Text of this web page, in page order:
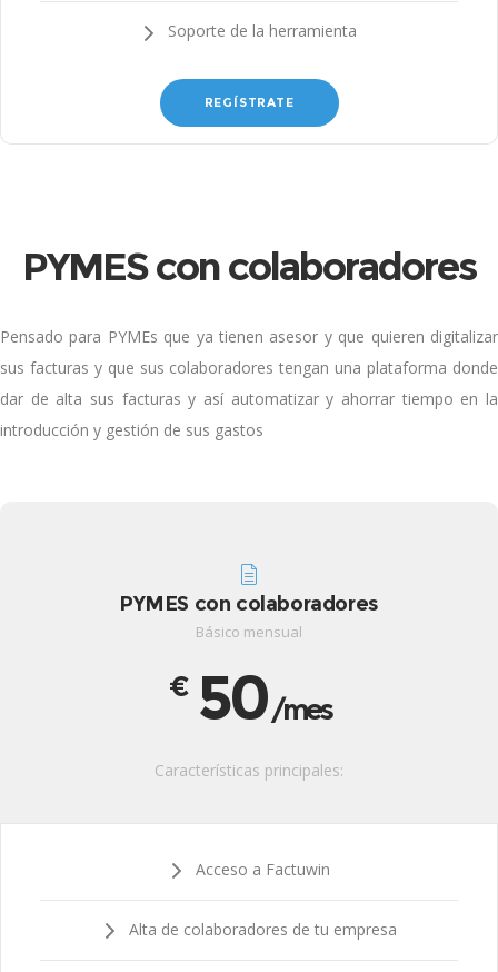
Soporte de la herramienta
REGÍSTRATE
PYMES con colaboradores
Pensado para PYMEs que ya tienen asesor y que quieren digitalizar
sus facturas y que sus colaboradores tengan una plataforma donde
dar de alta sus facturas y así automatizar y ahorrar tiempo en la
introducción y gestión de sus gastos
PYMES con colaboradores
Básico mensual
€ 50/mes
Características principales:
Acceso a Factuwin
Alta de colaboradores de tu empresa